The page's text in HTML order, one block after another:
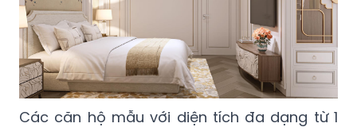
Các căn hộ mẫu với diện tích đa dạng từ 1